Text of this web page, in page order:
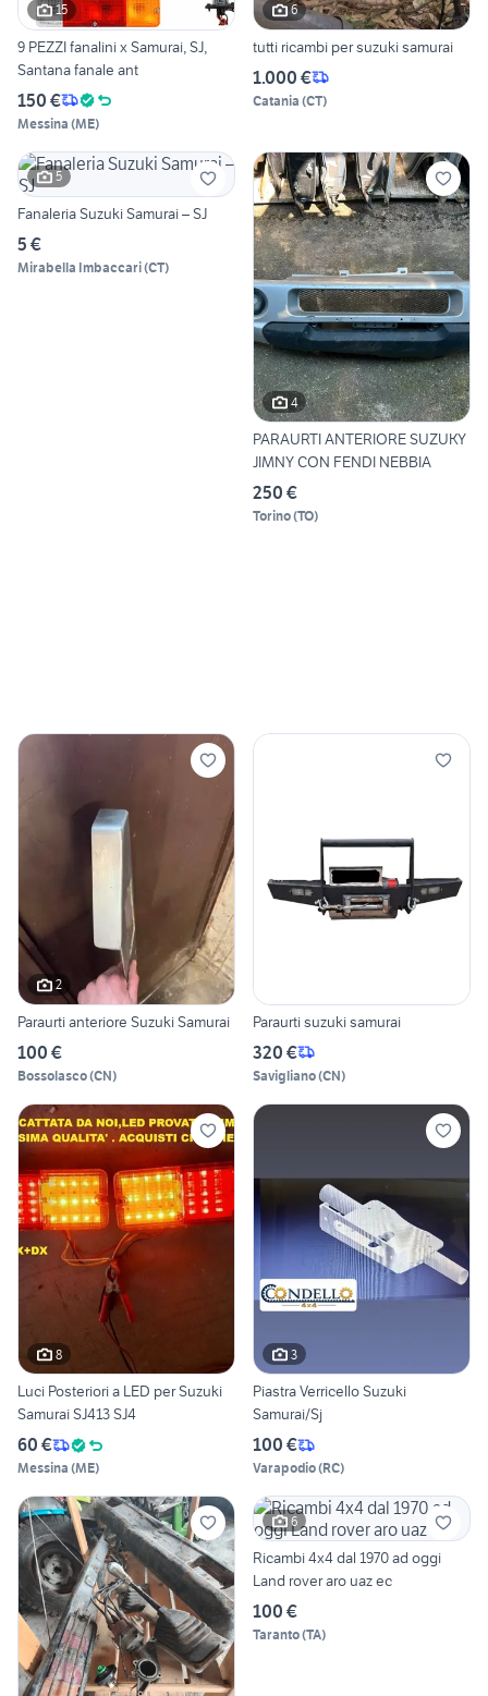
15
9 PEZZI fanalini x Samurai, SJ,
Santana fanale ant
150 €
Messina (ME)
6
tutti ricambi per suzuki samurai
1.000 €
Catania (CT)
5
Fanaleria Suzuki Samurai – SJ
5 €
Mirabella Imbaccari(CT)
4
PARAURTI ANTERIORE SUZUKY
JIMNY CON FENDI NEBBIA
250 €
Torino(TO)
2
Paraurti anteriore Suzuki Samurai
100 €
Bossolasco(CN)
Paraurti suzuki samurai
320 €
Savigliano(CN)
8
Luci Posteriori a LED per Suzuki
Samurai SJ413 SJ4
60 €
Messina (ME)
3
Piastra Verricello Suzuki
Samurai/Sj
100 €
Varapodio(RC)
6
Ricambi 4x4 dal 1970 ad oggi
Land rover aro uaz ec
100 €
Taranto(TA)